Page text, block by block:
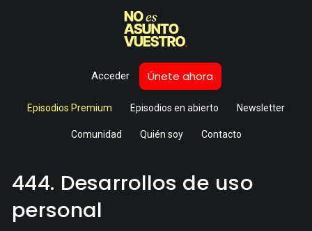
Acceder Únete ahora
Episodios Premium Episodios en abierto Newsletter
Comunidad Quién soy Contacto
444. Desarrollos de uso
personal